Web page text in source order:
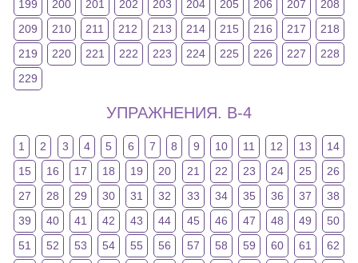
199
200 201 202 203 204 205 206 207
208
209
210 211 212 213 214 215 216 217
218
219
220 221 222 223 224 225 226 227
228
229
УПРАЖНЕНИЯ. В-4
1 2 3 4 5 6 7 8 9 10 11 12 13
14
15
16 17 18 19 20 21 22 23 24 25
26
27
28 29 30 31 32 33 34 35 36 37
38
39
40 41 42 43 44 45 46 47 48 49
50
51
52 53 54 55 56 57 58 59 60 61
62